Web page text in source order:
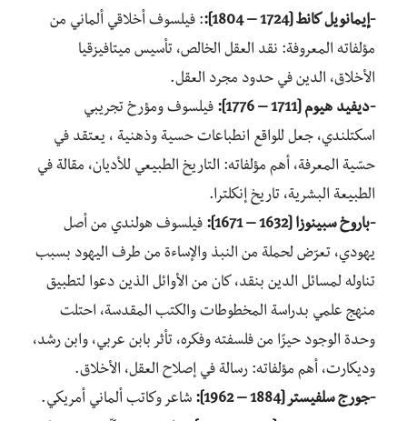
-إيمانويل كانط [1724 – 1804]:
: فيلسوف أخلاقي ألماني من
مؤلفاته المعروفة: نقد العقل الخالص، تأسيس ميتافيزقيا
الأخلاق، الدين في حدود مجرد العقل.
-ديفيد هيوم [1711 – 1776]:
فيلسوف ومؤرخ تجريبي
اسكتلندي، جعل للواقع انطباعات حسية وذهنية ، يعتقد في
حسّية المعرفة، أهم مؤلفاته: التاريخ الطبيعي للأديان، مقالة في
الطبيعة البشرية، تاريخ إنكلترا.
-باروخ سبينوزا [1632 – 1671]:
فيلسوف هولندي من أصل
يهودي، تعرّض لحملة من النبذ والإساءة من طرف اليهود بسبب
تناوله لمسائل الدين بنقد، كان من الأوائل الذين دعوا لتطبيق
منهج علمي بدراسة المخطوطات والكتب المقدسة، احتلت
وحدة الوجود حيزًا من فلسفته وفكره، تأثر بابن عربي، وابن رشد،
وديكارت، أهم مؤلفاته: رسالة في إصلاح العقل، الأخلاق.
-جورج سلفيستر [1884 – 1962]:
شاعر وكاتب ألماني أمريكي.